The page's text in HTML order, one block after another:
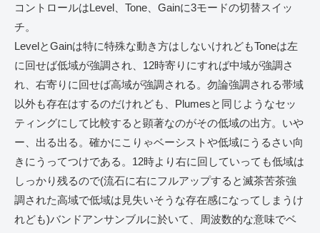
コントロールはLevel、Tone、Gainに3モードの切替スイッ
チ。
LevelとGainは特に特殊な動き方はしないけれどもToneは左
に回せば低域が強調され、12時寄りにすれば中域が強調さ
れ、右寄りに回せば高域が強調される。勿論強調される帯域
以外も存在はするのだけれども、Plumesと同じようなセッ
ティングにして比較すると顕著なのがその低域の出方。いや
ー、出る出る。確かにこりゃベーシストや低域にうるさい向
きにうってつけである。12時より右に回していっても低域は
しっかり残るので(流石に右にフルアップすると滅茶苦茶強
調された高域で低域は見失いそうな存在感になってしまうけ
れども)バンドアンサンブルに於いて、周波数的な意味でベ